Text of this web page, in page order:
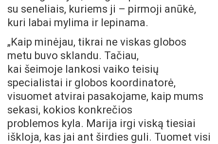
su seneliais, kuriems ji – pirmoji anūkė,
kuri labai mylima ir lepinama.
„Kaip minėjau, tikrai ne viskas globos
metu buvo sklandu. Tačiau,
kai šeimoje lankosi vaiko teisių
specialistai ir globos koordinatorė,
visuomet atvirai pasakojame, kaip mums
sekasi, kokios konkrečios
problemos kyla. Marija irgi viską tiesiai
iškloja, kas jai ant širdies guli. Tuomet visi